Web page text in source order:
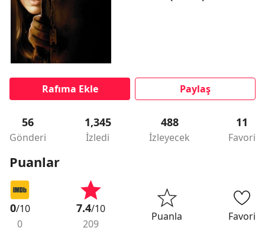
Rafıma Ekle Paylaş
56
Gönderi
1,345
İzledi
488
İzleyecek
11
Favori
Puanlar
0/10
0
7.4/10
209
Puanla Favori